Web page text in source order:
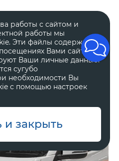
2 389 000 ₽
работы с сайтом и
работы мы
Эти файлы содержат
Вами сайта.
Ваши личные данные.
сугубо
необходимости Вы
с помощью настроек
и закрыть